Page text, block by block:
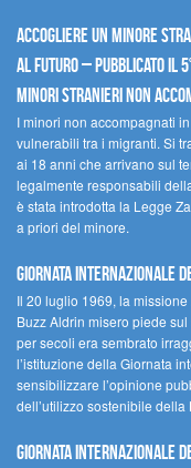
Accogliere un minore
al futuro – Pubblicato il
Minori Stranieri Non
I minori non accompagnati
vulnerabili tra i migranti. Si
ai 18 anni che arrivano sul
legalmente responsabili
è stata introdotta la Legge
a priori del minore.
Giornata Internazionale
Il 20 luglio 1969, la
Buzz Aldrin misero piede
per secoli era sembrato
l’istituzione della Giornata
sensibilizzare l’opinione
dell’utilizzo sostenibile della
Giornata internazionale